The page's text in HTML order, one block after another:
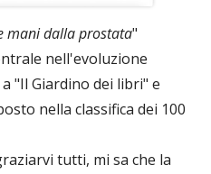
mani dalla prostata"
nell'evoluzione
"Il Giardino dei libri" e
nella classifica dei 100
tutti, mi sa che la